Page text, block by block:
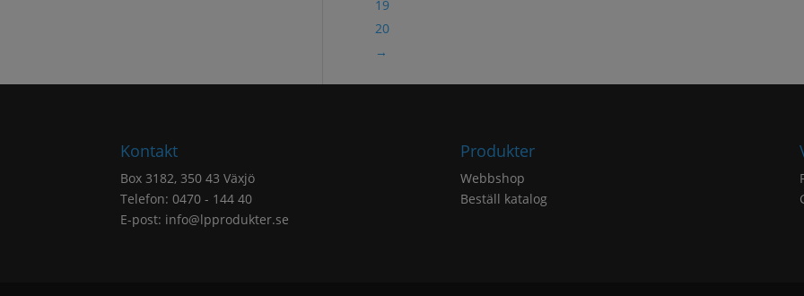
19
20
→
Kontakt
Box 3182, 350 43 Växjö
Telefon: 0470 - 144 40
E-post: info@lpprodukter.se
Produkter
Webbshop
Beställ katalog